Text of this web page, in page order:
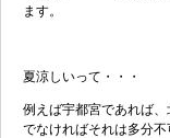
ます。
夏涼しいって・・・
例えば宇都宮であれば
でなければそれは多分不